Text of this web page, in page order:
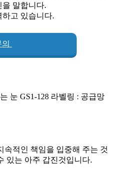
말합니다.
고 있습니다.
눈 GS1-128 라벨링 : 공급망
속적인 책임을 입중해 주는 것
있는 아주 갑진것입니다.